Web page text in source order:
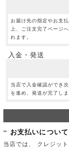
お届け先の指定やお支
上、ご注文完了ページ
れます。
入金・発送
当店で入金確認ができ
を進め、発送が完了し
お支払いについて
当店では、 クレジッ